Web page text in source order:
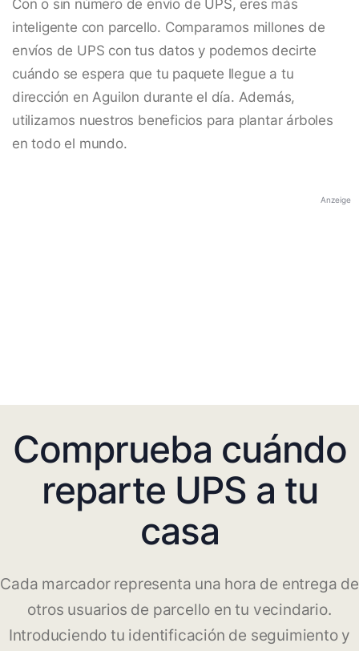
Con o sin número de envío de UPS, eres más
inteligente con parcello. Comparamos millones de
envíos de UPS con tus datos y podemos decirte
cuándo se espera que tu paquete llegue a tu
dirección en Aguilon durante el día. Además,
utilizamos nuestros beneficios para plantar árboles
en todo el mundo.
Anzeige
Comprueba cuándo
reparte UPS a tu
casa
Cada marcador representa una hora de entrega de
otros usuarios de parcello en tu vecindario.
Introduciendo tu identificación de seguimiento y